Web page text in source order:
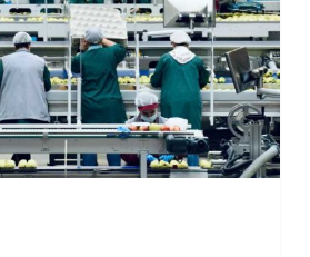
eine
Wahlfreiheit,
die
es
nicht
überall